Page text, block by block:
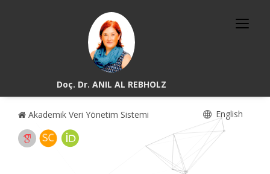
Doç. Dr. ANIL AL REBHOLZ
Akademik Veri Yönetim Sistemi English